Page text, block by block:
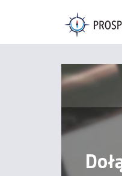
treści